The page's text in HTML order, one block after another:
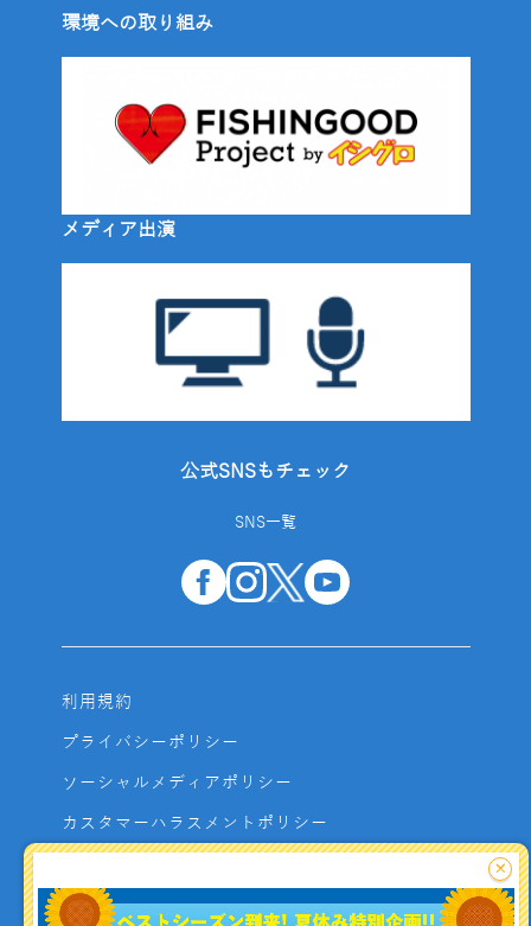
環境への取り組み
メディア出演
公式SNSもチェック
SNS一覧
利用規約
プライバシーポリシー
ソーシャルメディアポリシー
カスタマーハラスメントポリシー
よくあるご質問
×